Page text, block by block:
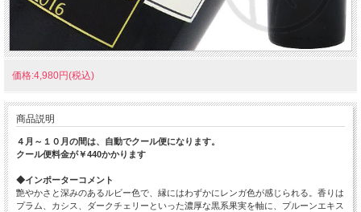
価格:4,980円(税込)
商品説明
４月～１０月の間は、自動でクール便になります。
クール便料金が￥440かかります
◆インポーターコメント
艶やかさと深みのあるルビー色で、縁にはわずかにレンガ色が感じられる。香りは
プラム、カシス、ダークチェリーといった濃厚な黒系果実を軸に、プルーンエキス